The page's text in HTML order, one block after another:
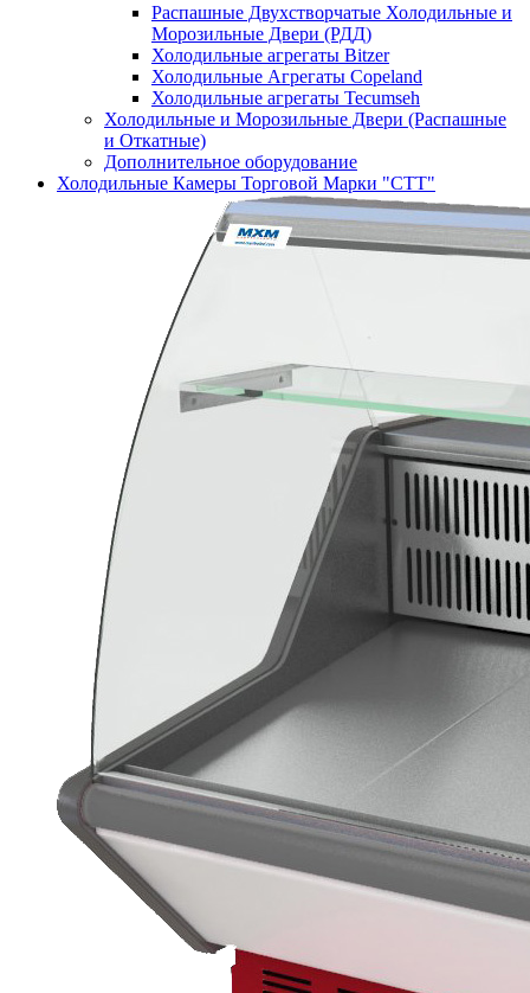
Распашные Двухстворчатые Холодильные и
Морозильные Двери (РДД)
Холодильные агрегаты Bitzer
Холодильные Агрегаты Copeland
Холодильные агрегаты Tecumseh
Холодильные и Морозильные Двери (Распашные
и Откатные)
Дополнительное оборудование
Холодильные Камеры Торговой Марки "СТТ"